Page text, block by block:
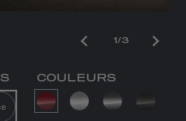
1/3
COULEURS